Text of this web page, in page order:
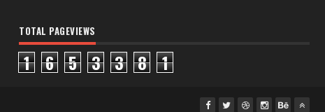
TOTAL PAGEVIEWS
1 6 5 3 3 8 1